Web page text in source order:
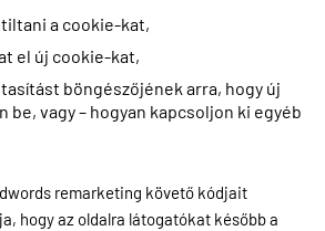
a cookie-kat,
el új cookie-kat,
böngészőjének arra, hogy új
be, vagy – hogyan kapcsoljon ki egyéb
remarketing követő kódjait
hogy az oldalra látogatókat később a